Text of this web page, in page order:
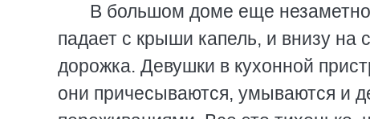
В большом доме еще
падает с крыши капель, и внизу на
дорожка. Девушки в кухонной
они причесываются, умываются и